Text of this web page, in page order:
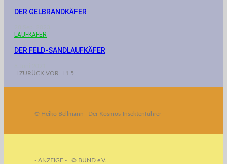
DER GELBRANDKÄFER
LAUFKÄFER
DER FELD-SANDLAUFKÄFER
ZURÜCK VOR 1 5
© Heiko Bellmann | Der Kosmos-Insektenführer
- ANZEIGE - | © BUND e.V.